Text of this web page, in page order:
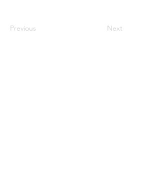
Previous Next